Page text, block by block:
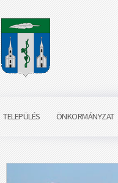
TELEPÜLÉS ÖNKORMÁNYZAT